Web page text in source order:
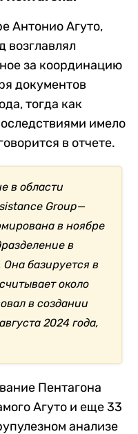
Антонио Агуто,
возглавлял
за координацию
документов
тогда как
имело
в отчете.
в области
Group—
в ноябре
в
базируется в
около
в создании
2024 года,
Пентагона
Агуто и еще 33
анализе